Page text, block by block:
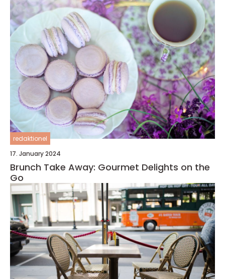
redaktionel
17. January 2024
Brunch Take Away: Gourmet Delights on the
Go